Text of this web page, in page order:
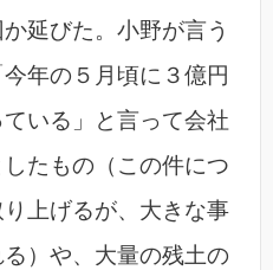
延びた。小野が言う
年の５月頃に３億円
いる」と言って会社
たもの（この件につ
上げるが、大きな事
）や、大量の残土の